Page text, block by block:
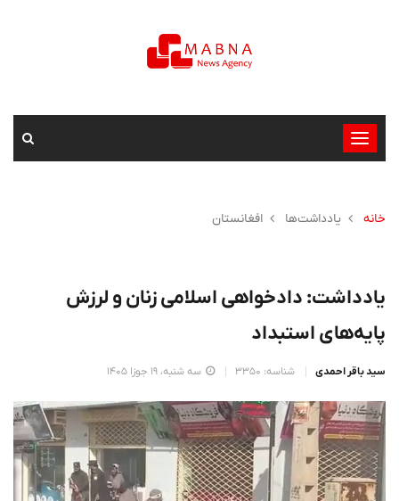
تغییر
وضعیت
خانه
یادداشت‌ها افغانستان
یادداشت: دادخواهی اسلامی زنان و لرزش
پایه‌های استبداد
سید باقر احمدی شناسه: 3350 سه شنبه، 19 جوزا 1405